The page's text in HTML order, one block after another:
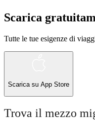
Scarica
Tutte le tue esigenze di
Scarica su App Store
Trova il mezzo